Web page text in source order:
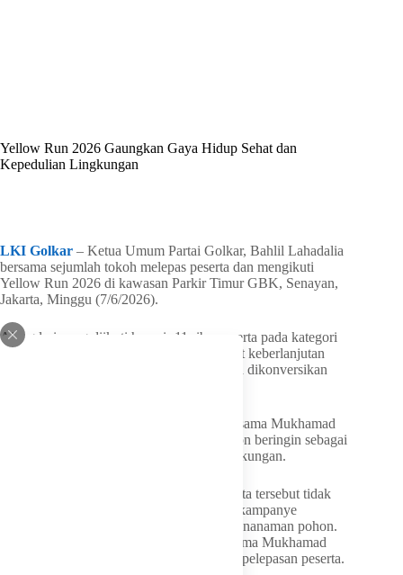
Yellow Run 2026 Gaungkan Gaya Hidup Sehat dan
Kepedulian Lingkungan
LKI Golkar – Ketua Umum Partai Golkar, Bahlil Lahadalia
bersama sejumlah tokoh melepas peserta dan mengikuti
Yellow Run 2026 di kawasan Parkir Timur GBK, Senayan,
Jakarta, Minggu (7/6/2026).
Ajang lari yang diikuti hampir 11 ribu peserta pada kategori
5K dan 10K tersebut mengusung semangat keberlanjutan
lingkungan, di mana setiap langkah peserta dikonversikan
Pada kesempatan itu, Bahlil Lahadalia bersama Mukhamad
Misbakhun secara simbolis menanam pohon beringin sebagai
bentuk komitmen terhadap pelestarian lingkungan.
Kegiatan yang diikuti hampir 11 ribu peserta tersebut tidak
hanya menjadi ajang olahraga, tetapi juga kampanye
kepedulian lingkungan melalui program penanaman pohon.
Sebagai simbol gerakan hijau, Bahlil bersama Mukhamad
Misbakhun menanam pohon beringin usai pelepasan peserta.